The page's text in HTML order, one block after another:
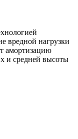
вредной нагрузки
амортизацию
и средней высоты